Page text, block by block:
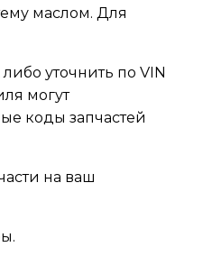
маслом. Для
уточнить по VIN
могут
коды запчастей
на ваш